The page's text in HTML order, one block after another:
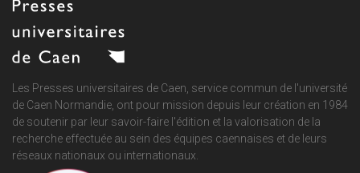
Les Presses universitaires de Caen, service commun de l'université
de Caen Normandie , ont pour mission depuis leur création en 1984
de soutenir par leur savoir-faire l'édition et la valorisation de la
recherche effectuée au sein des équipes caennaises et de leurs
réseaux nationaux ou internationaux.